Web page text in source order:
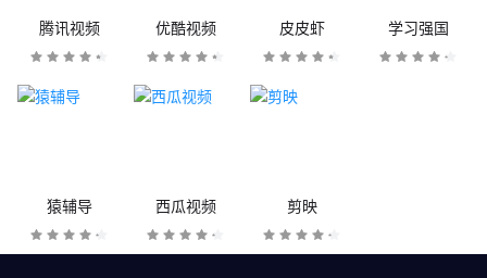
腾讯视频 优酷视频 皮皮虾 学习强国
猿辅导 西瓜视频 剪映